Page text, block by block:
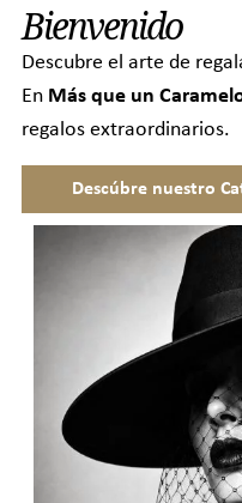
Bienvenido
Descubre el arte de
En Más que un
regalos extraordinarios.
Descúbre nuestro